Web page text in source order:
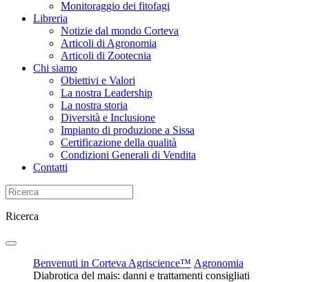
Monitoraggio dei fitofagi
Libreria
Notizie dal mondo Corteva
Articoli di Agronomia
Articoli di Zootecnia
Chi siamo
Obiettivi e Valori
La nostra Leadership
La nostra storia
Diversità e Inclusione
Impianto di produzione a Sissa
Certificazione della qualità
Condizioni Generali di Vendita
Contatti
Ricerca
Benvenuti in Corteva Agriscience™ Agronomia
Diabrotica del mais: danni e trattamenti consigliati